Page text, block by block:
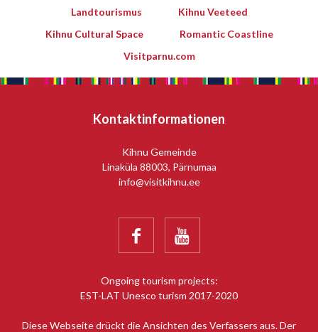
Landtourismus
Kihnu Veeteed
Kihnu Cultural Space
Romantic Coastline
Visitparnu.com
Kontaktinformationen
Kihnu Gemeinde
Linaküla 88003, Pärnumaa
info@visitkihnu.ee
 
Ongoing tourism projects:
EST-LAT Unesco turism 2017-2020
Diese Webseite drückt die Ansichten des Verfassers aus. Der